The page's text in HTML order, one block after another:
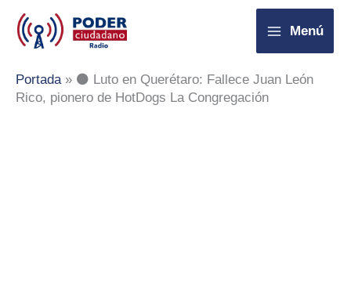
contenido
Menú
Portada» ⚫ Luto en Querétaro: Fallece Juan León
Rico, pionero de HotDogs La Congregación